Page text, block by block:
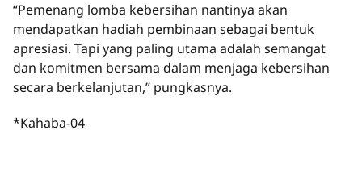
“Pemenang lomba kebersihan nantinya akan
mendapatkan hadiah pembinaan sebagai bentuk
apresiasi. Tapi yang paling utama adalah semangat
dan komitmen bersama dalam menjaga kebersihan
secara berkelanjutan,” pungkasnya.
*Kahaba-04